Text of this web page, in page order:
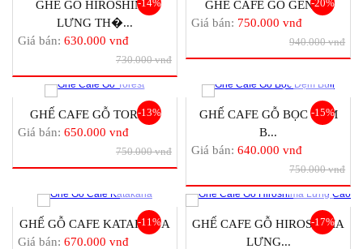
-14%
GHẾ GỖ HIROSHIMA
LƯNG TH�...
Giá bán: 630.000 vnđ
730.000 vnđ
-20%
GHẾ CAFE GỖ GENNY
Giá bán: 750.000 vnđ
940.000 vnđ
-13%
GHẾ CAFE GỖ TOREST
Giá bán: 650.000 vnđ
750.000 vnđ
-15%
GHẾ CAFE GỖ BỌC ĐỆM
B...
Giá bán: 640.000 vnđ
750.000 vnđ
-11%
GHẾ GỖ CAFE KATAKANA
Giá bán: 670.000 vnđ
-17%
GHẾ CAFE GỖ HIROSHIMA
LƯNG...